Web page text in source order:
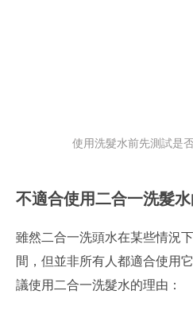
使用洗髮水前先測試是
不適合使用二合一洗髮
雖然二合一洗頭水在某些情況
間，但並非所有人都適合使用
議使用二合一洗髮水的理由：